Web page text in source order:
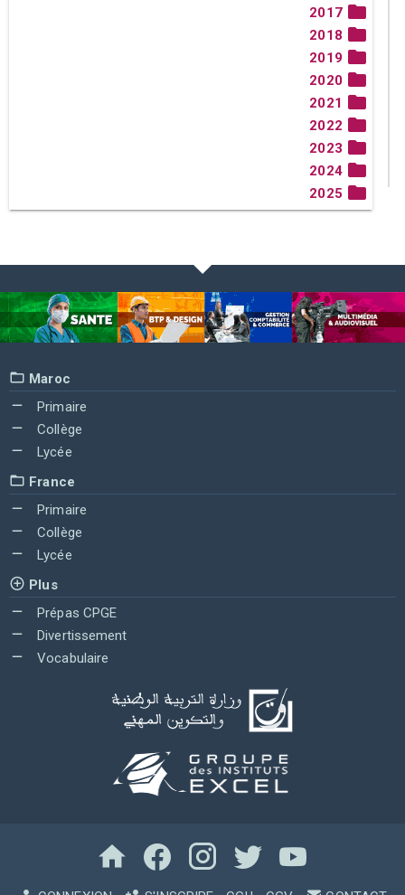
2017
2018
2019
2020
2021
2022
2023
2024
2025
Maroc
Primaire
Collège
Lycée
France
Primaire
Collège
Lycée
Plus
Prépas CPGE
Divertissement
Vocabulaire